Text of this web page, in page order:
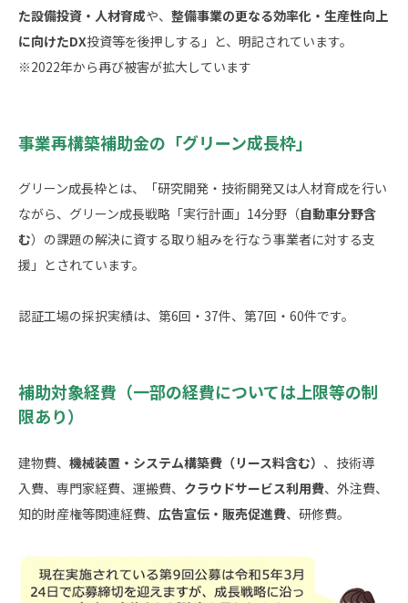
た設備投資・人材育成や、 整備事業の更なる効率化・生産性向上
に向けたDX投資等を後押しする」と、明記されています。
※2022年から再び被害が拡大しています
事業再構築補助金の「グリーン成長枠」
グリーン成長枠とは、「研究開発・技術開発又は人材育成を行い
ながら、グリーン成長戦略「実行計画」14分野（自動車分野含
む）の課題の解決に資する取り組みを行なう事業者に対する支
援」とされています。
認証工場の採択実績は、第6回・37件、第7回・60件です。
補助対象経費（一部の経費については上限等の制
限あり）
建物費、 機械装置・システム構築費（リース料含む） 、技術導
入費、専門家経費、運搬費、 クラウドサービス利用費、外注費、
知的財産権等関連経費、 広告宣伝・販売促進費、研修費。